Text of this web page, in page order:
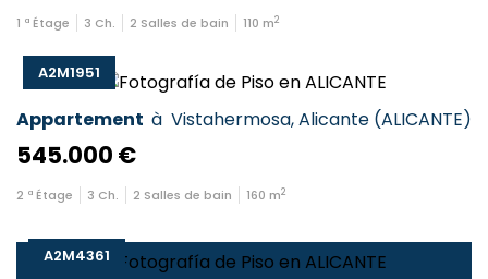
1 ª Étage 3 Ch. 2 Salles de bain 110 m2
A2M1951
Appartement à Vistahermosa,Alicante (ALICANTE)
545.000 €
2 ª Étage 3 Ch. 2 Salles de bain 160 m2
A2M4361